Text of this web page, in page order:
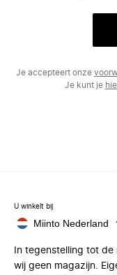
Je accepteert onze
Je kunt je
U winkelt bij
Miinto Nederland
In tegenstelling tot
wij geen magazijn.